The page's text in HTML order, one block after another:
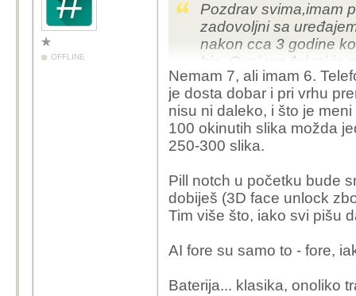
OFFLINE
Pozdrav svima,imam
zadovoljni sa
nakon cca 3 godine
bio. Ovaj uređaj mi je
Face ID. Pa kakve
Nemam 7, ali imam 6.
je dosta dobar i pri vrhu
nisu ni daleko, i što je
100 okinutih slika možda
250-300 slika.
Pill notch u početku bude
dobiješ (3D face unlock
Tim više što, iako svi pišu
AI fore su samo to - fore,
Baterija... klasika, onoliko